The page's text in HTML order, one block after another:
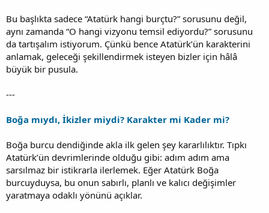
Bu başlıkta sadece “Atatürk hangi burçtu?” sorusunu değil,
aynı zamanda “O hangi vizyonu temsil ediyordu?” sorusunu
da tartışalım istiyorum. Çünkü bence Atatürk’ün karakterini
anlamak, geleceği şekillendirmek isteyen bizler için hâlâ
büyük bir pusula.
---
Boğa mıydı, İkizler miydi? Karakter mi Kader mi?
Boğa burcu dendiğinde akla ilk gelen şey kararlılıktır. Tıpkı
Atatürk’ün devrimlerinde olduğu gibi: adım adım ama
sarsılmaz bir istikrarla ilerlemek. Eğer Atatürk Boğa
burcuyduysa, bu onun sabırlı, planlı ve kalıcı değişimler
yaratmaya odaklı yönünü açıklar.